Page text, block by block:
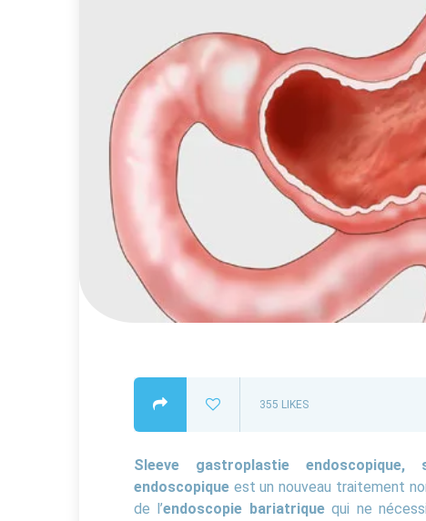
355 LIKES
Sleeve gastroplastie endoscopique,
endoscopique est un nouveau traitement
de l’endoscopie bariatriquequi ne